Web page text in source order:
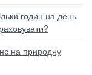
годин на день
на природну